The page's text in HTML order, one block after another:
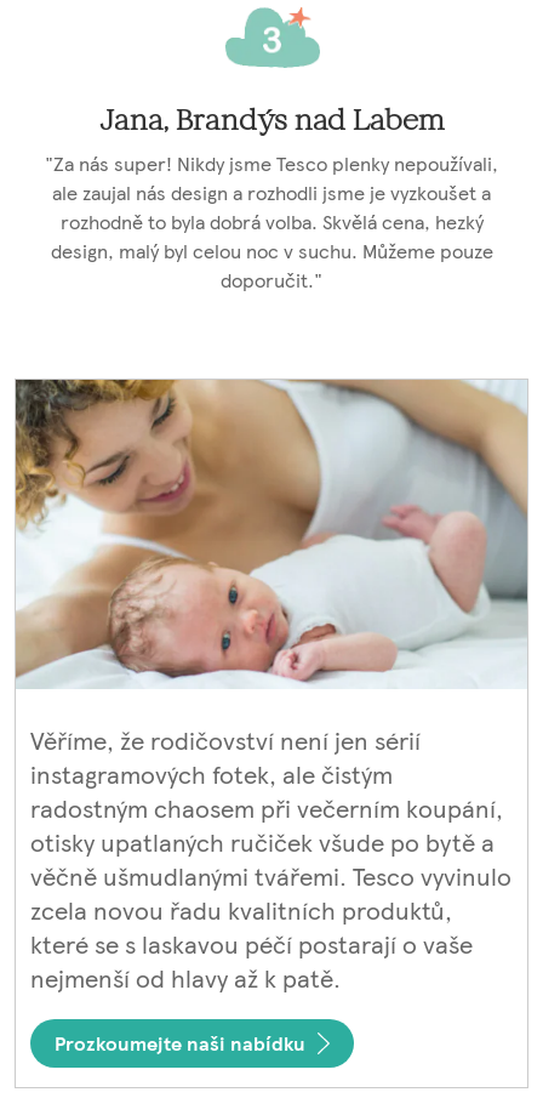
Jana, Brandýs nad Labem
"Za nás super! Nikdy jsme Tesco plenky nepoužívali,
ale zaujal nás design a rozhodli jsme je vyzkoušet a
rozhodně to byla dobrá volba. Skvělá cena, hezký
design, malý byl celou noc v suchu. Můžeme pouze
doporučit."
Věříme, že rodičovství není jen sérií
instagramových fotek, ale čistým
radostným chaosem při večerním koupání,
otisky upatlaných ručiček všude po bytě a
věčně ušmudlanými tvářemi. Tesco vyvinulo
zcela novou řadu kvalitních produktů,
které se s laskavou péčí postarají o vaše
nejmenší od hlavy až k patě.
Prozkoumejte naši nabídku